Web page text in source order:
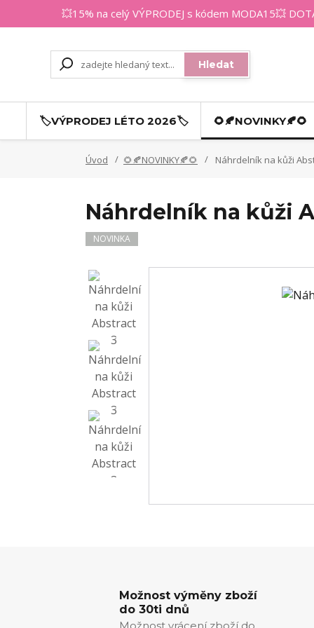
💥15% na celý VÝPRODEJ s kódem MODA15💥
Hledat
🏷️VÝPRODEJ LÉTO 2026🏷️ 🌻🍂NOVINKY🍂🌻
Úvod 🌻🍂NOVINKY🍂🌻 Náhrdelník na kůži
Náhrdelník na kůži
NOVINKA
Možnost výměny zboží
do 30ti dnů